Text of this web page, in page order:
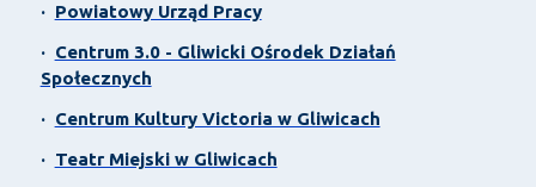
· Powiatowy Urząd Pracy
· Centrum 3.0 - Gliwicki Ośrodek Działań
Społecznych
· Centrum Kultury Victoria w Gliwicach
· Teatr Miejski w Gliwicach